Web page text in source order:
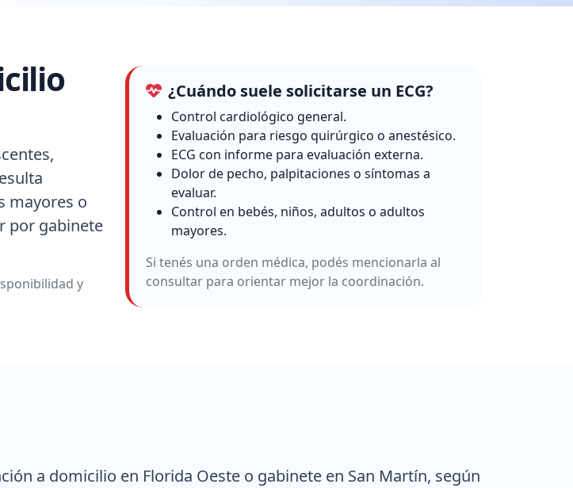
mayores o
por gabinete
y
¿Cuándo suele solicitarse un ECG?
Control cardiológico general.
Evaluación para riesgo quirúrgico o anestésico.
ECG con informe para evaluación externa.
Dolor de pecho, palpitaciones o síntomas a
evaluar.
Control en bebés, niños, adultos o adultos
mayores.
Si tenés una orden médica, podés mencionarla al
consultar para orientar mejor la coordinación.
a domicilio en Florida Oeste o gabinete en San Martín, según